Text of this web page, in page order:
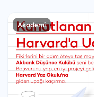
Akademi